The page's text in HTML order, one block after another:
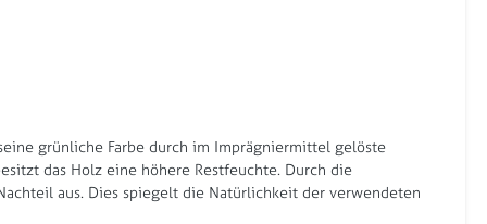
grünliche Farbe durch im Imprägniermittel gelöste
das Holz eine höhere Restfeuchte. Durch die
aus. Dies spiegelt die Natürlichkeit der verwendeten